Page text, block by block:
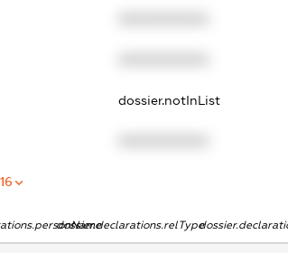
dossier.notInList
dossier.declarations.relType